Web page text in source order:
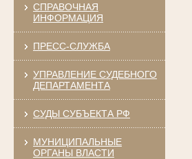
СПРАВОЧНАЯ
ИНФОРМАЦИЯ
ПРЕСС-СЛУЖБА
УПРАВЛЕНИЕ СУДЕБНОГО
ДЕПАРТАМЕНТА
СУДЫ СУБЪЕКТА РФ
МУНИЦИПАЛЬНЫЕ
ОРГАНЫ ВЛАСТИ